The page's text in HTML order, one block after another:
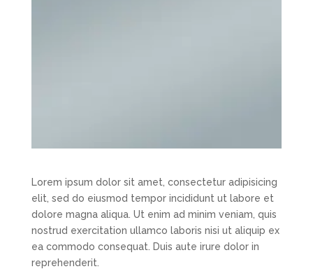
Lorem ipsum dolor sit amet, consectetur adipisicing
elit, sed do eiusmod tempor incididunt ut labore et
dolore magna aliqua. Ut enim ad minim veniam, quis
nostrud exercitation ullamco laboris nisi ut aliquip ex
ea commodo consequat. Duis aute irure dolor in
reprehenderit.